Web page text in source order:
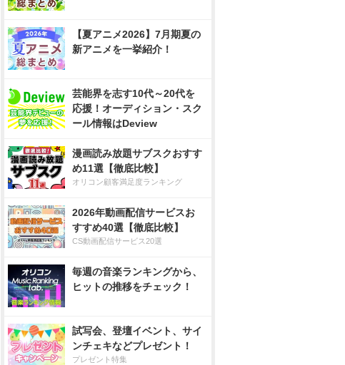
【夏アニメ2026】7月期夏の
新アニメを一挙紹介！
芸能界を志す10代～20代を
応援！オーディション・スク
ール情報はDeview
漫画読み放題サブスクおすす
め11選【徹底比較】
オリコン顧客満足度ランキング
2026年動画配信サービスお
すすめ40選【徹底比較】
CS動画配信サービス20選
毎週の音楽ランキングから、
ヒットの推移をチェック！
試写会、登壇イベント、サイ
ンチェキなどプレゼント！
プレゼント特集